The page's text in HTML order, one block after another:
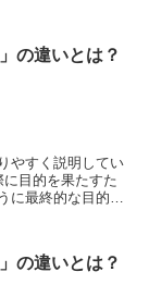
の違いとは？
やすく説明してい
目的を果たすた
に最終的な目的が
の違いとは？